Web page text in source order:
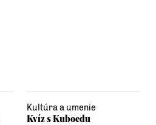
Kultúra a umenie
Kvíz s Kuboedu